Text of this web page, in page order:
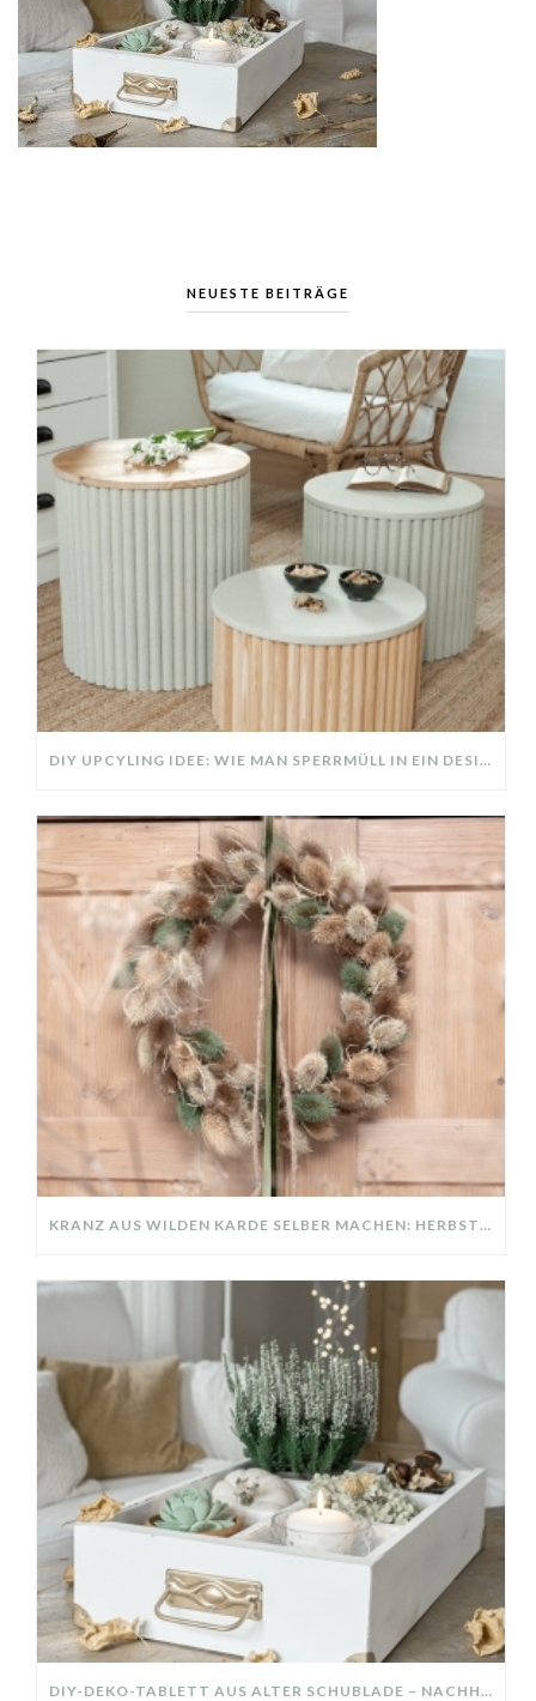
NEUESTE BEITRÄGE
DIY UPCYLING IDEE: WIE MAN SPERRMÜLL IN EIN DESIGNER TEIL VERWANDELT
KRANZ AUS WILDEN KARDE SELBER MACHEN: HERBSTDEKO GANZ EINFACH
DIY-DEKO-TABLETT AUS ALTER SCHUBLADE – NACHHALTIGE HERBSTDEKO SELBER MACHEN!